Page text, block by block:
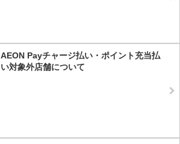
AEON Payチャージ払い・ポイント充当払
い対象外店舗について